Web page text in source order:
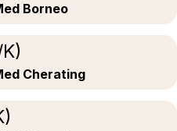
Borneo
Cherating